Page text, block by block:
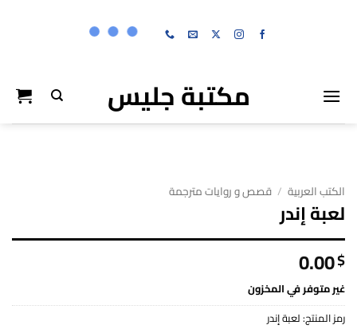
مكتبة جليس
الكتب العربية / قصص و روايات مترجمة
لعبة إندر
0.00$
غير متوفر في المخزون
رمز المنتج:لعبة إندر